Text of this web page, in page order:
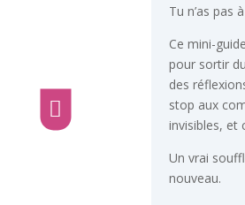

Tu n’as pas
Ce mini-
pour sortir
des
stop aux
invisibles, et
Un vrai
nouveau.